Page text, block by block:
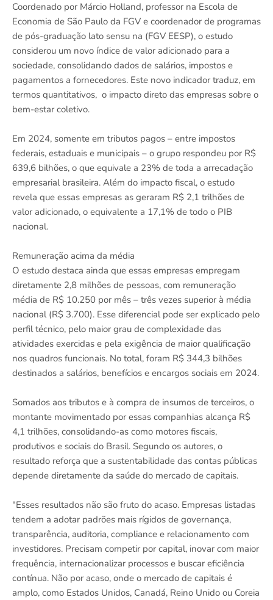
Coordenado por Márcio Holland, professor na Escola de
Economia de São Paulo da FGV e coordenador de programas
de pós-graduação lato sensu na (FGV EESP), o estudo
considerou um novo índice de valor adicionado para a
sociedade, consolidando dados de salários, impostos e
pagamentos a fornecedores. Este novo indicador traduz, em
termos quantitativos, o impacto direto das empresas sobre o
bem-estar coletivo.
Em 2024, somente em tributos pagos – entre impostos
federais, estaduais e municipais – o grupo respondeu por R$
639,6 bilhões, o que equivale a 23% de toda a arrecadação
empresarial brasileira. Além do impacto fiscal, o estudo
revela que essas empresas as geraram R$ 2,1 trilhões de
valor adicionado, o equivalente a 17,1% de todo o PIB
nacional.
Remuneração acima da média
O estudo destaca ainda que essas empresas empregam
diretamente 2,8 milhões de pessoas, com remuneração
média de R$ 10.250 por mês – três vezes superior à média
nacional (R$ 3.700). Esse diferencial pode ser explicado pelo
perfil técnico, pelo maior grau de complexidade das
atividades exercidas e pela exigência de maior qualificação
nos quadros funcionais. No total, foram R$ 344,3 bilhões
destinados a salários, benefícios e encargos sociais em 2024.
Somados aos tributos e à compra de insumos de terceiros, o
montante movimentado por essas companhias alcança R$
4,1 trilhões, consolidando-as como motores fiscais,
produtivos e sociais do Brasil. Segundo os autores, o
resultado reforça que a sustentabilidade das contas públicas
depende diretamente da saúde do mercado de capitais.
"Esses resultados não são fruto do acaso. Empresas listadas
tendem a adotar padrões mais rígidos de governança,
transparência, auditoria, compliance e relacionamento com
investidores. Precisam competir por capital, inovar com maior
frequência, internacionalizar processos e buscar eficiência
contínua. Não por acaso, onde o mercado de capitais é
amplo, como Estados Unidos, Canadá, Reino Unido ou Coreia